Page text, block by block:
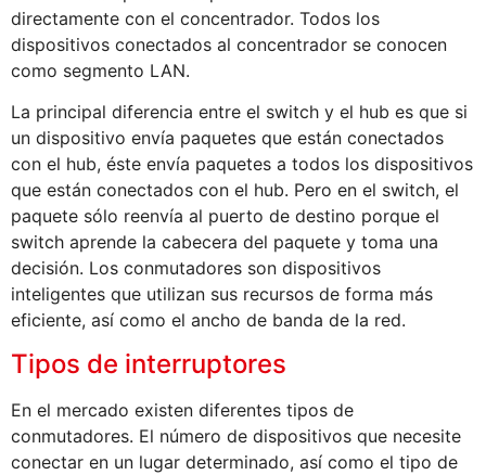
directamente con el concentrador. Todos los
dispositivos conectados al concentrador se conocen
como segmento LAN.
La principal diferencia entre el switch y el hub es que si
un dispositivo envía paquetes que están conectados
con el hub, éste envía paquetes a todos los dispositivos
que están conectados con el hub. Pero en el switch, el
paquete sólo reenvía al puerto de destino porque el
switch aprende la cabecera del paquete y toma una
decisión. Los conmutadores son dispositivos
inteligentes que utilizan sus recursos de forma más
eficiente, así como el ancho de banda de la red.
Tipos de interruptores
En el mercado existen diferentes tipos de
conmutadores. El número de dispositivos que necesite
conectar en un lugar determinado, así como el tipo de